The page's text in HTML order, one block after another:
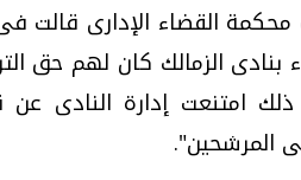
محكمة القضاء الإدارى قالت
بنادى الزمالك كان لهم حق
امتنعت إدارة النادى
المرشحين".